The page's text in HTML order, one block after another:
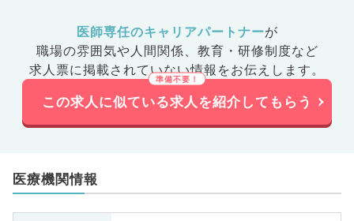
医師専任のキャリアパートナーが
職場の雰囲気や人間関係、 教育・研修制度など
求人票に掲載されていない情報をお伝えします。
この求人に似ている求人を紹介してもらう
医療機関情報